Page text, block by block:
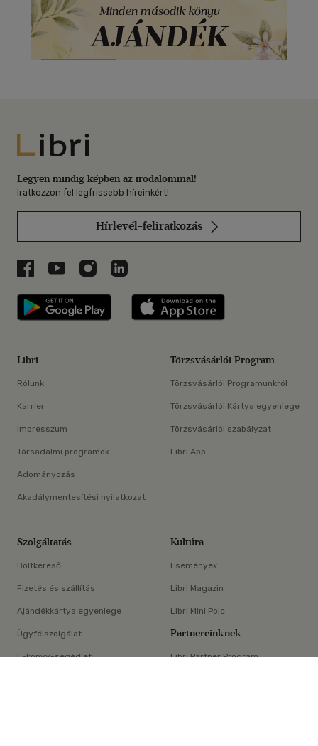
×
Libri
Legyen mindig képben az irodalommal!
Iratkozzon fel legfrissebb híreinkért!
Hírlevél-feliratkozás
Libri a Facebookon
Libri a Youtube-on
Libri az Instagramon
Libri a LinkedInen
Libri applikáció Szerezd meg: Google
Libri
Rólunk
Karrier
Impresszum
Társadalmi programok
Adományozás
Akadálymentesítési nyilatkozat
Törzsvásárlói Program
Törzsvásárlói Programunkról
Törzsvásárlói Kártya egyenlege
Törzsvásárlói szabályzat
Libri App
Szolgáltatás
Boltkereső
Fizetés és szállítás
Ajándékkártya egyenlege
Ügyfélszolgálat
E-könyv-segédlet
Kultúra
Események
Libri Magazin
Libri Mini Polc
Partnereinknek
Libri Partner Program